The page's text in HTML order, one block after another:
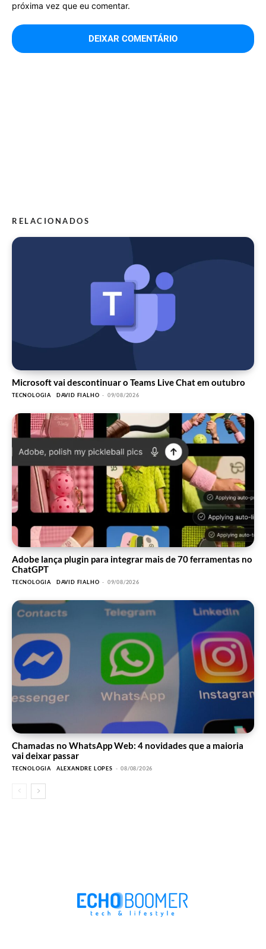
próxima vez que eu comentar.
RELACIONADOS
Microsoft vai descontinuar o Teams Live Chat em outubro
TECNOLOGIA DAVID FIALHO - 09/08/2026
Adobe lança plugin para integrar mais de 70 ferramentas no
ChatGPT
TECNOLOGIA DAVID FIALHO - 09/08/2026
Chamadas no WhatsApp Web: 4 novidades que a maioria
vai deixar passar
TECNOLOGIA ALEXANDRE LOPES - 08/08/2026